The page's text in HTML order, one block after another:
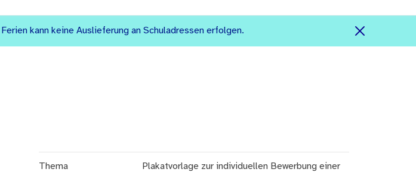
kann keine Auslieferung an Schuladressen erfolgen.
Thema
Plakatvorlage zur individuellen Bewerbung einer